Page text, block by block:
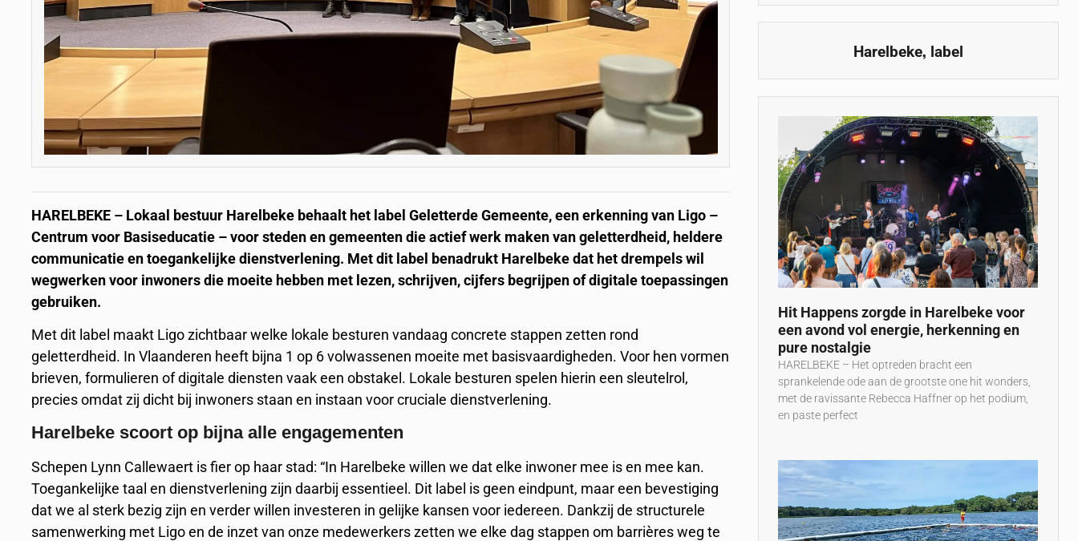
HARELBEKE – Lokaal bestuur Harelbeke behaalt het label Geletterde Gemeente, een erkenning van Ligo –
Centrum voor Basiseducatie – voor steden en gemeenten die actief werk maken van geletterdheid, heldere
communicatie en toegankelijke dienstverlening. Met dit label benadrukt Harelbeke dat het drempels wil
wegwerken voor inwoners die moeite hebben met lezen, schrijven, cijfers begrijpen of digitale toepassingen
gebruiken.
Met dit label maakt Ligo zichtbaar welke lokale besturen vandaag concrete stappen zetten rond
geletterdheid. In Vlaanderen heeft bijna 1 op 6 volwassenen moeite met basisvaardigheden. Voor hen vormen
brieven, formulieren of digitale diensten vaak een obstakel. Lokale besturen spelen hierin een sleutelrol,
precies omdat zij dicht bij inwoners staan en instaan voor cruciale dienstverlening.
Harelbeke scoort op bijna alle engagementen
Schepen Lynn Callewaert is fier op haar stad: “In Harelbeke willen we dat elke inwoner mee is en mee kan.
Toegankelijke taal en dienstverlening zijn daarbij essentieel. Dit label is geen eindpunt, maar een bevestiging
dat we al sterk bezig zijn en verder willen investeren in gelijke kansen voor iedereen. Dankzij de structurele
samenwerking met Ligo en de inzet van onze medewerkers zetten we elke dag stappen om barrières weg te
Harelbeke, label
Hit Happens zorgde in Harelbeke voor
een avond vol energie, herkenning en
pure nostalgie
HARELBEKE – Het optreden bracht een
sprankelende ode aan de grootste one hit wonders,
met de ravissante Rebecca Haffner op het podium,
en paste perfect